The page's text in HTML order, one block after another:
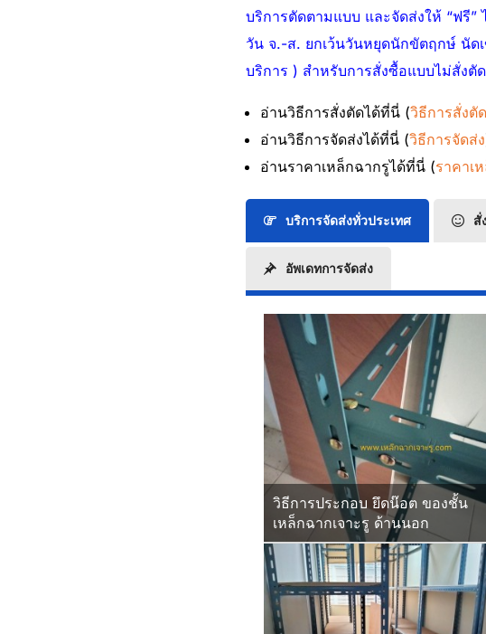
บริการตัดตามแบบ และจัดส่งให้ “ฟรี”
วัน จ.-ส. ยกเว้นวันหยุดนักขัตฤกษ์ นัด
บริการ ) สำหรับการสั่งซื้อแบบไม่สั่งตั
อ่านวิธีการสั่งตัดได้ที่นี่ (วิธีการสั่งตั
อ่านวิธีการจัดส่งได้ที่นี่ (วิธีการจัดส่ง
อ่านราคาเหล็กฉากรูได้ที่นี่ (ราคาเ
บริการจัดส่งทั่วประเทศ สั่
อัพเดทการจัดส่ง
วิธีการประกอบ ยึดน๊อต ของชั้น
เหล็กฉากเจาะรู ด้านนอก